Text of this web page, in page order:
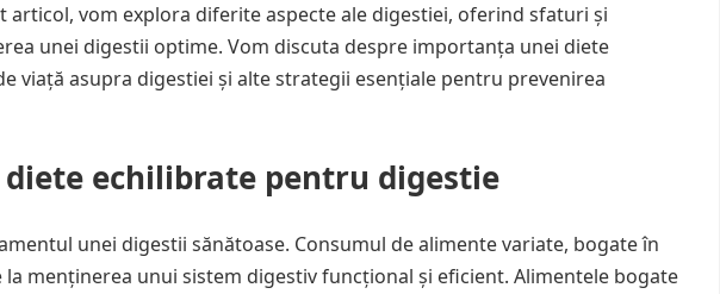
articol, vom explora diferite aspecte ale digestiei, oferind sfaturi și
unei digestii optime. Vom discuta despre importanța unei diete
viață asupra digestiei și alte strategii esențiale pentru prevenirea
echilibrate pentru digestie
unei digestii sănătoase. Consumul de alimente variate, bogate în
menținerea unui sistem digestiv funcțional și eficient. Alimentele bogate